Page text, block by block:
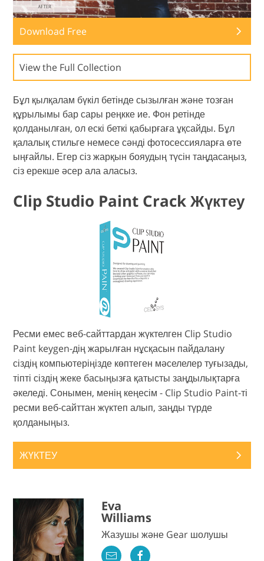
Download Free
View the Full Collection
Бұл қылқалам бүкіл бетінде сызылған және тозған
құрылымы бар сары реңкке ие. Фон ретінде
қолданылған, ол ескі беткі қабырғаға ұқсайды. Бұл
қалалық стильге немесе сәнді фотосессияларға өте
ыңғайлы. Егер сіз жарқын бояудың түсін таңдасаңыз,
сіз ерекше әсер ала аласыз.
Clip Studio Paint Crack Жүктеу
Ресми емес веб-сайттардан жүктелген Clip Studio
Paint keygen-дің жарылған нұсқасын пайдалану
сіздің компьютеріңізде көптеген мәселелер туғызады,
тіпті сіздің жеке басыңызға қатысты заңдылықтарға
әкеледі. Сонымен, менің кеңесім - Clip Studio Paint-ті
ресми веб-сайттан жүктеп алып, заңды түрде
қолданыңыз.
ЖҮКТЕУ
Eva
Williams
Жазушы және Gear шолушы